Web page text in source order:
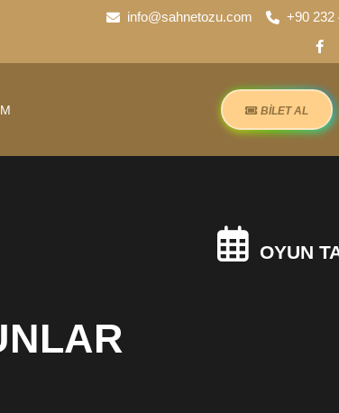
info@sahnetozu.com +90 232
BİLET AL
OYUN